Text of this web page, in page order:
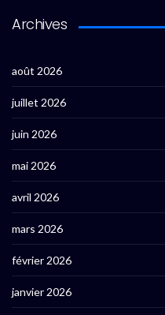
Archives
août 2026
juillet 2026
juin 2026
mai 2026
avril 2026
mars 2026
février 2026
janvier 2026